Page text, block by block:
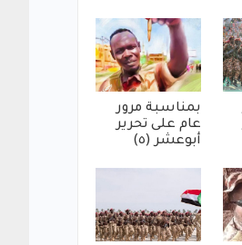
بمناسبة مرور
عام على تحرير
أبوعشر (٥)